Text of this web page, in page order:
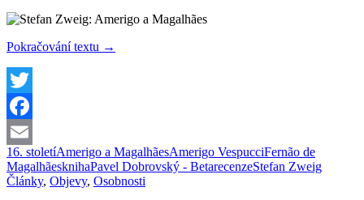
Pokračování textu Kniha:
→
Twitter
Facebook
Email
16. stoletíAmerigo a MagalhãesAmerigo VespucciFernão de
MagalhãesknihaPavel Dobrovský - BetarecenzeStefan Zweig
Články, Objevy, Osobnosti